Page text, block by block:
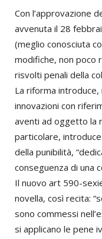
Con l’approvazione
avvenuta il 28
(meglio conosciuta
modifiche, non poco
risvolti penali della
La riforma
innovazioni con
aventi ad oggetto la
particolare,
della punibilità,
conseguenza di una
Il nuovo art 590-
novella, così recita:
sono commessi
si applicano le pene